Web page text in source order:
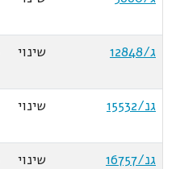
ג/12848
שינוי
גנ/15532
שינוי
גנ/16757
שינוי